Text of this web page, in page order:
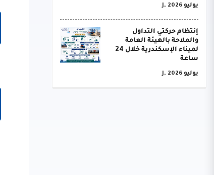
يوليو J, 2026
إنتظام حركتي التداول
والملاحة بالهيئة العامة
لميناء الإسكندرية خلال 24
ساعة
يوليو J, 2026